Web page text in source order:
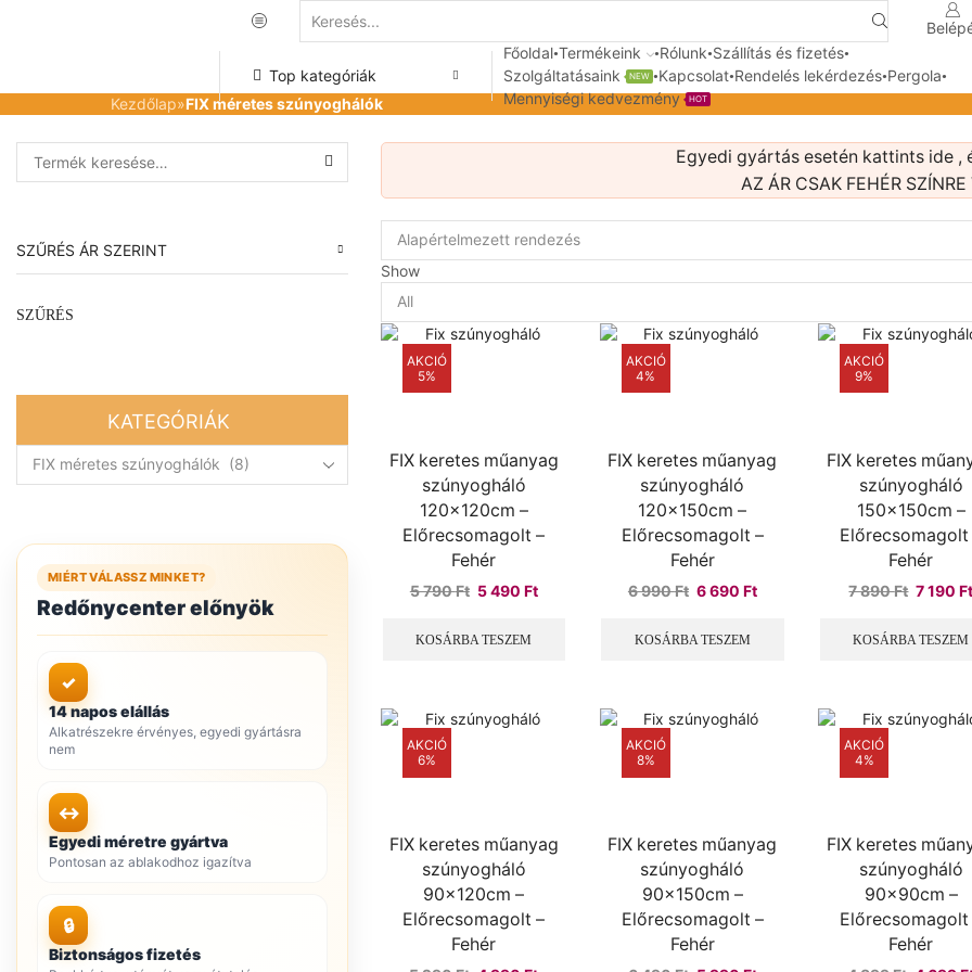
input
Top kategóriák
Főoldal Termékeink Rólunk Szállítás és fizetés
Szolgáltatásaink
NEW Kapcsolat Rendelés lekérdezés Pergola
Mennyiségi kedvezmény
HOT
Kezdőlap»FIX méretes szúnyoghálók
Egyedi gyártás esetén kattints ide,
AZ ÁR CSAK FEHÉR SZÍNRE
Show
per
page
AKCIÓ
5%
FIX keretes műanyag
szúnyogháló
120x120cm –
Előrecsomagolt –
Fehér
5 790Ft Original
was:
5 490 FtCurrent
KOSÁRBA TESZEM
AKCIÓ
4%
FIX keretes műanyag
szúnyogháló
120x150cm –
Előrecsomagolt –
Fehér
6 990Ft Original
was:
6 690 FtCurrent
KOSÁRBA TESZEM
AKCIÓ
9%
FIX keretes
szúnyogháló
150x150cm –
Előrecsomagolt
Fehér
7 890Ft Original
was:
7 190Ft
KOSÁRBA TESZEM
AKCIÓ
6%
FIX keretes műanyag
szúnyogháló
90x120cm –
Előrecsomagolt –
Fehér
AKCIÓ
8%
FIX keretes műanyag
szúnyogháló
90x150cm –
Előrecsomagolt –
Fehér
AKCIÓ
4%
FIX keretes
szúnyogháló
90x90cm –
Előrecsomagolt
Fehér
Search for:
SZŰRÉS ÁR SZERINT
SZŰRÉS
KATEGÓRIÁK
MIÉRT VÁLASSZ MINKET?
Redőnycenter előnyök
✓
14 napos elállás
Alkatrészekre érvényes, egyedi gyártásra
nem
↔
Egyedi méretre gyártva
Pontosan az ablakodhoz igazítva
🔒
Biztonságos fizetés